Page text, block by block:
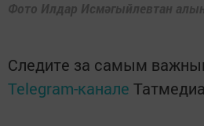
Фото Илдар Исмәгыйлевтан
Следите за самым
Telegram-канале Татмедиа